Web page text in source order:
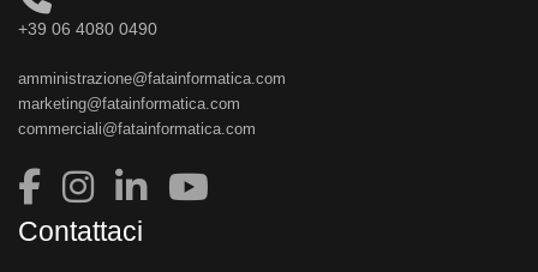
+39 06 4080 0490
amministrazione@fatainformatica.com
marketing@fatainformatica.com
commerciali@fatainformatica.com
Contattaci